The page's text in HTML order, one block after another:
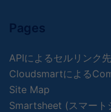
Pages
APIによるセルリンク
Cloudsmartによる
Site Map
Smartsheet (スマート